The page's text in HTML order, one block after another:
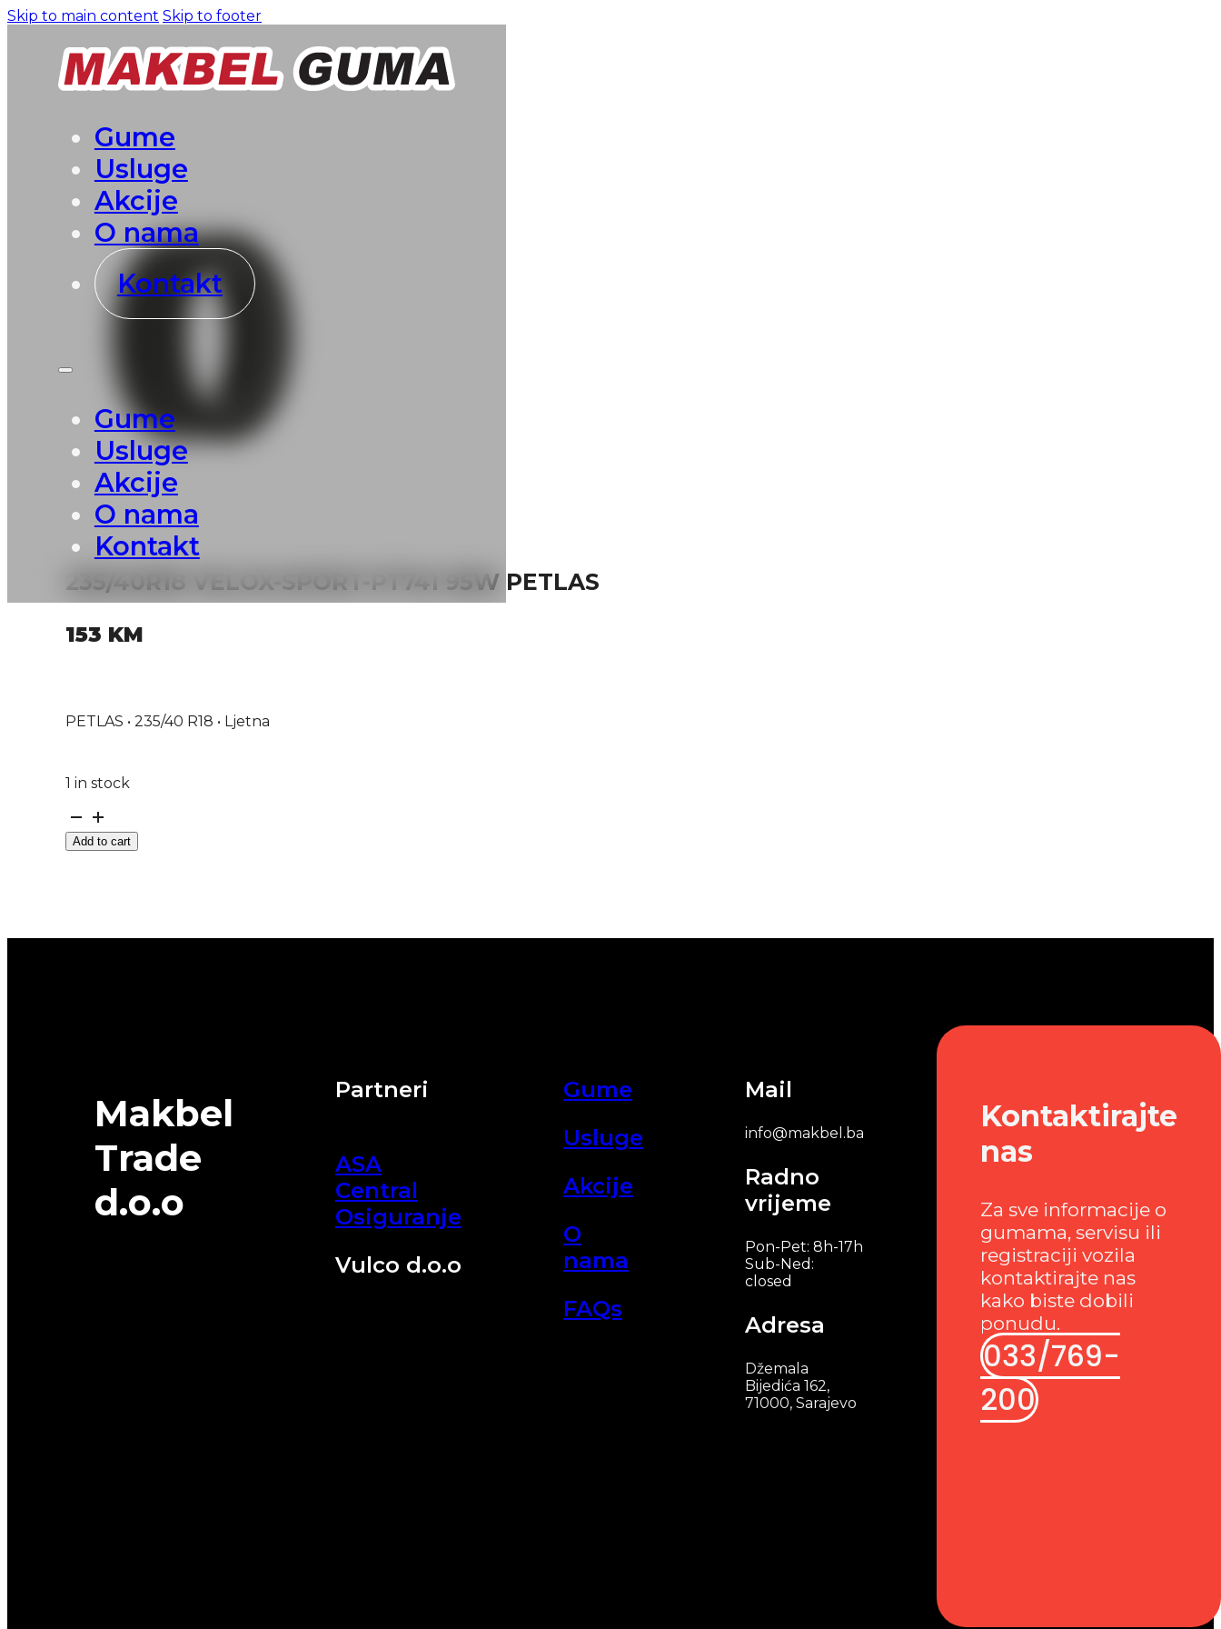
Skip to main content Skip to footer
Gume
Usluge
Akcije
O nama
Kontakt
Gume
Usluge
Akcije
O nama
Kontakt
235/40R18 VELOX-SPORT-PT741 95W PETLAS
153 KM
PETLAS • 235/40 R18 • Ljetna
1 in stock
235/40R18
VELOX-
SPORT-
Add to cart
Makbel
Trade
d.o.o
Partneri
ASA
Central
Osiguranje
Vulco d.o.o
Gume
Usluge
Akcije
O
nama
FAQs
Mail
info@makbel.ba
Radno
vrijeme
Pon-Pet: 8h-17h
Sub-Ned:
closed
Adresa
Džemala
Bijedića 162,
71000, Sarajevo
Kontaktirajte
nas
Za sve informacije o
gumama, servisu ili
registraciji vozila
kontaktirajte nas
kako biste dobili
ponudu.
033/769-
200